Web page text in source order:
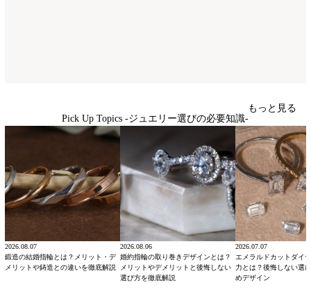
Pick Up Topics -ジュエリー選びの必要知識-
もっと見る
2026.08.07
鍛造の結婚指輪とは？メリット・デ
メリットや鋳造との違いを徹底解説
2026.08.06
婚約指輪の取り巻きデザインとは？
メリットやデメリットと後悔しない
選び方を徹底解説
2026.07.07
エメラルドカットダイ
力とは？後悔しない選
めデザイン